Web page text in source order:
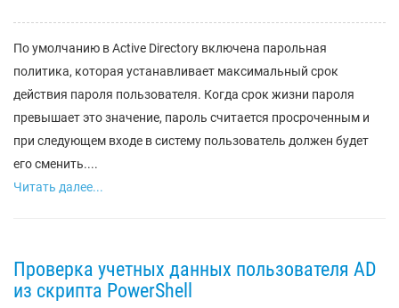
По умолчанию в Active Directory включена парольная
политика, которая устанавливает максимальный срок
действия пароля пользователя. Когда срок жизни пароля
превышает это значение, пароль считается просроченным и
при следующем входе в систему пользователь должен будет
его сменить....
Читать далее...
Проверка учетных данных пользователя AD
из скрипта PowerShell